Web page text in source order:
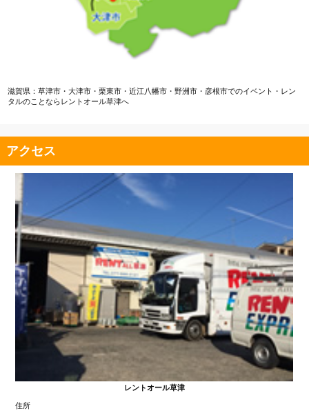
滋賀県：草津市・大津市・栗東市・近江八幡市・野洲市・彦根市でのイベント・レン
タルのことならレントオール草津へ
アクセス
レントオール草津
住所